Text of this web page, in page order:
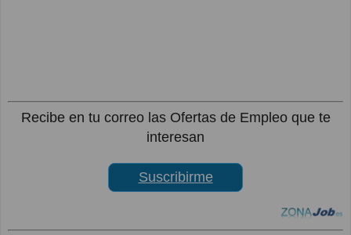
Recibe en tu correo las Ofertas de Empleo que te
interesan
Suscribirme